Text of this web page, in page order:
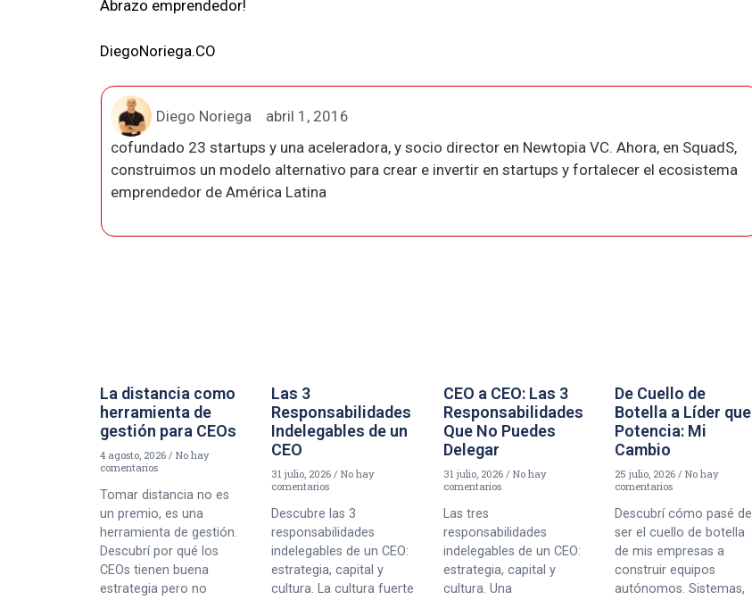
Abrazo emprendedor!
DiegoNoriega.CO
Diego Noriega
abril 1, 2016
cofundado 23 startups y una aceleradora, y socio director en Newtopia VC. Ahora, en SquadS,
construimos un modelo alternativo para crear e invertir en startups y fortalecer el ecosistema
emprendedor de América Latina
La distancia como
herramienta de
gestión para CEOs
4 agosto, 2026
No hay
comentarios
Tomar distancia no es
un premio, es una
herramienta de gestión.
Descubrí por qué los
CEOs tienen buena
estrategia pero no
Las 3
Responsabilidades
Indelegables de un
CEO
31 julio, 2026 No hay
comentarios
Descubre las 3
responsabilidades
indelegables de un CEO:
estrategia, capital y
cultura. La cultura fuerte
CEO a CEO: Las 3
Responsabilidades
Que No Puedes
Delegar
31 julio, 2026
No hay
comentarios
Las tres
responsabilidades
indelegables de un CEO:
estrategia, capital y
cultura. Una
De Cuello de
Botella a Líder que
Potencia: Mi
Cambio
25 julio, 2026 No hay
comentarios
Descubrí cómo pasé de
ser el cuello de botella
de mis empresas a
construir equipos
autónomos. Sistemas,